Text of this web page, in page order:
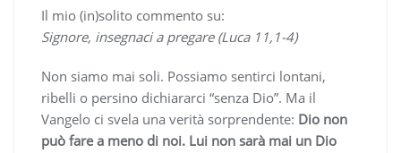
Il mio (in)solito commento su:
Signore, insegnaci a pregare (Luca 11,1-4)
Non siamo mai soli. Possiamo sentirci lontani,
ribelli o persino dichiararci “senza Dio”. Ma il
Vangelo ci svela una verità sorprendente: Dio non
può fare a meno di noi. Lui non sarà mai un Dio